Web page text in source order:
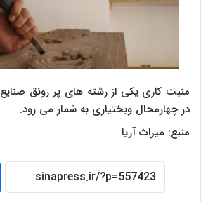
منبت کاری یکی از رشته های پر رونق
در چهارمحال وبختیاری به شمار می رود.
منبع: میراث آریا